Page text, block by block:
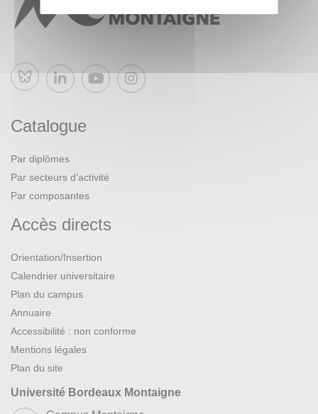
Bluesky
Catalogue
Par diplômes
Par secteurs d’activité
Par composantes
Accès directs
Orientation/Insertion
Calendrier universitaire
Plan du campus
Annuaire
Accessibilité : non conforme
Mentions légales
Plan du site
Université Bordeaux Montaigne